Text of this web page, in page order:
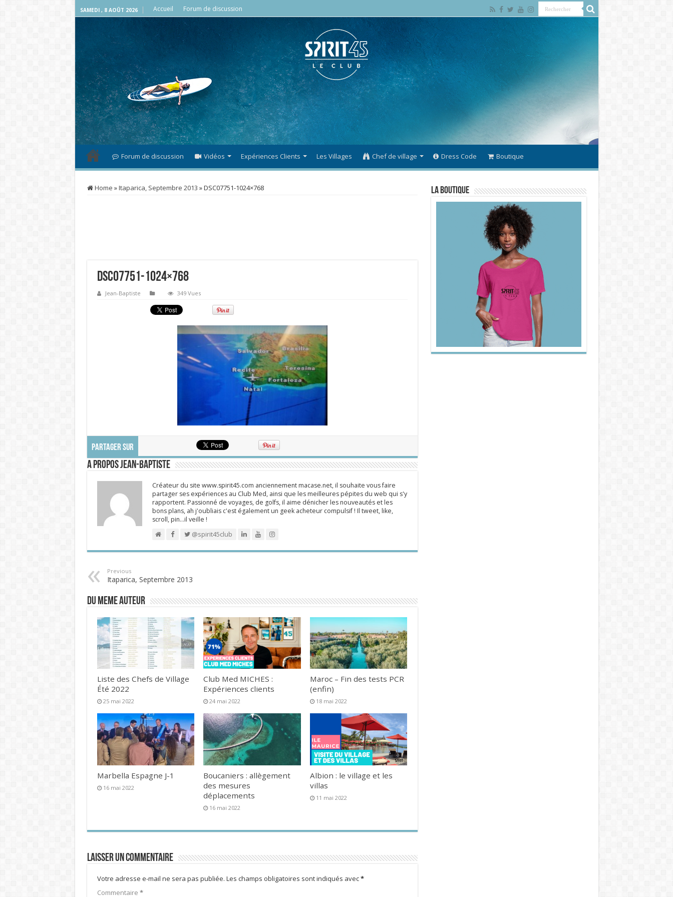
SAMEDI , 8 AOÛT 2026 Accueil Forum de discussion
Forum de discussion Vidéos Expériences Clients Les Villages Chef de village Dress Code Boutique
Home »Itaparica, Septembre 2013 »DSC07751-1024×768
DSC07751-1024×768
Jean-Baptiste 349 Vues
PARTAGER SUR
A propos Jean-Baptiste
Créateur du site www.spirit45.com anciennement macase.net, il souhaite vous faire
partager ses expériences au Club Med, ainsi que les meilleures pépites du web qui s'y
rapportent. Passionné de voyages, de golfs, il aime dénicher les nouveautés et les
bons plans, ah j'oubliais c'est également un geek acheteur compulsif ! Il tweet, like,
scroll, pin…il veille !
@spirit45club
Previous
Itaparica, Septembre 2013
DU MEME AUTEUR
Liste des Chefs de Village
Été 2022
25 mai 2022
Club Med MICHES :
Expériences clients
24 mai 2022
Maroc – Fin des tests PCR
(enfin)
18 mai 2022
Marbella Espagne J-1
16 mai 2022
Boucaniers : allègement
des mesures
déplacements
16 mai 2022
Albion : le village et les
villas
11 mai 2022
Laisser un commentaire
Votre adresse e-mail ne sera pas publiée. Les champs obligatoires sont indiqués avec*
Commentaire *
La Boutique